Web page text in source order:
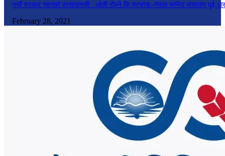
नयाँ सरकार गठनको रस्साकस्सी : ओली रोज्ने कि प्रचण्ड–नेपाल भन्नेमा जसपामा दुई धार
February 28, 2021